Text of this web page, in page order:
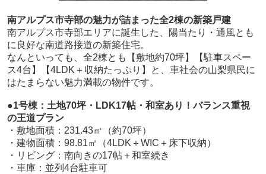
南アルプス市寺部の魅力が詰まった全2棟の新築戸建
南アルプス市寺部エリアに誕生した、陽当たり・通風とも
に良好な南道路接道の新築住宅。
なんといっても、全2棟とも【敷地約70坪】【駐車スペー
ス4台】【4LDK＋収納たっぷり】と、車社会の山梨県民に
はたまらない魅力満載の物件です。
●1号棟：土地70坪・LDK17帖・和室あり！バランス重視
の王道プラン
・敷地面積：231.43㎡（約70坪）
・建物面積：98.81㎡（4LDK＋WIC＋床下収納）
・リビング：南向きの17帖＋和室続き
・車庫：並列4台駐車可